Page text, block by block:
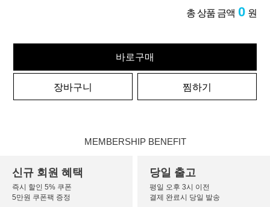
총 상품 금액 0 원
바로구매
장바구니 찜하기
MEMBERSHIP BENEFIT
신규 회원 혜택
즉시 할인 5% 쿠폰
5만원 쿠폰팩 증정
당일 출고
평일 오후 3시 이전
결제 완료시 당일 발송